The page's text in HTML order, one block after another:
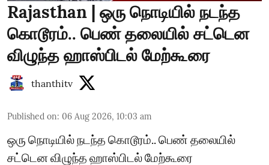
Rajasthan | ஒரு நொடியில் நடந்த
கொடூரம்.. பெண் தலையில் சட்டென
விழுந்த ஹாஸ்பிடல் மேற்கூரை
thanthitv
Published on: 06 Aug 2026, 10:03 am
ஒரு நொடியில் நடந்த கொடூரம்.. பெண் தலையில்
சட்டென விழுந்த ஹாஸ்பிடல் மேற்கூரை